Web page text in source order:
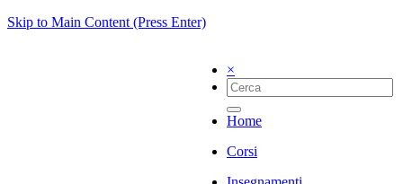
Skip to Main Content (Press Enter)
×
Home
Corsi